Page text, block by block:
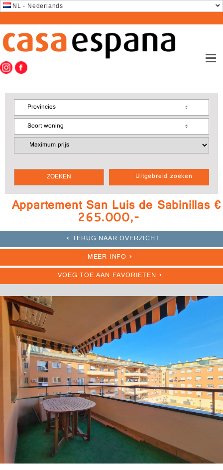
NL - Nederlands
Uitgebreid zoeken
Provincies
Soort woning
Appartement San Luis de Sabinillas €
265.000,-
TERUG NAAR OVERZICHT
MEER INFO
VOEG TOE AAN FAVORIETEN